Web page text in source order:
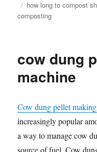
Tags
how long to compost
composting
cow dung
machine
Cow dung pellet
increasingly popular
a way to manage cow
source of fuel. Cow